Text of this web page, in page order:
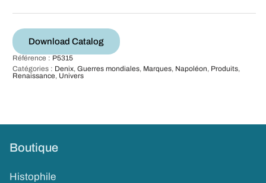
Download Catalog
Référence : P5315
Catégories : Denix, Guerres mondiales, Marques, Napoléon, Produits,
Renaissance, Univers
Boutique
Histophile